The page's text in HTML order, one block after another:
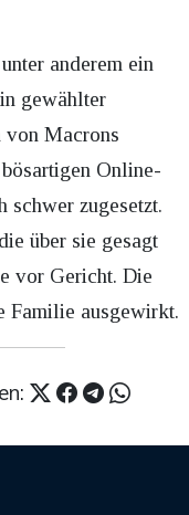
anderem ein
gewählter
von Macrons
Online-
schwer zugesetzt.
über sie gesagt
vor Gericht. Die
Familie ausgewirkt.